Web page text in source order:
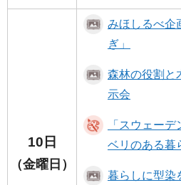
10日
（金曜日）
みほしるべ企
ぎ」
森林の役割と
示会
「スウェー
ベリのある暮
暮らしに型